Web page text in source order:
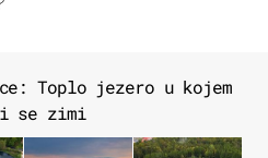
Toplo jezero u kojem
se zimi